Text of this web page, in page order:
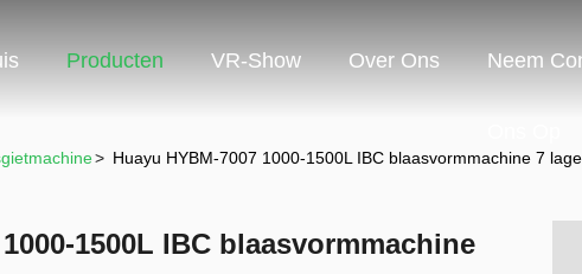
Producten VR-Show Over Ons Neem
> Huayu HYBM-7007 1000-1500L IBC blaasvormmachine 7
1500L IBC blaasvormmachine